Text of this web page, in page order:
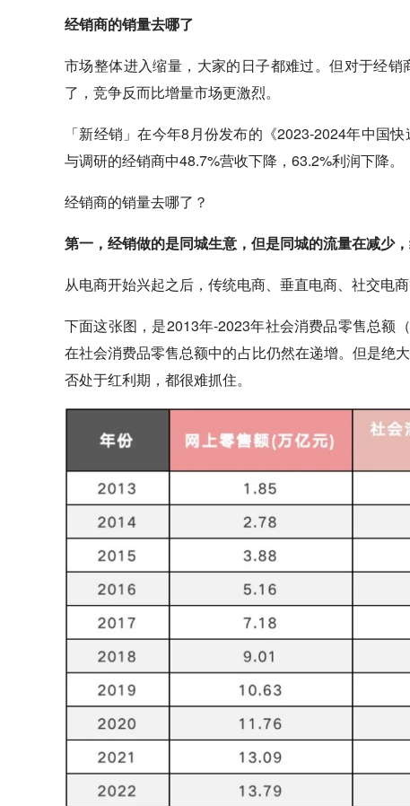
经销商的销量去哪了
市场整体进入缩量，大家的日子都难过。但对于经
了，竞争反而比增量市场更激烈。
「新经销」在今年8月份发布的《2023-2024年中国
与调研的经销商中48.7%营收下降，63.2%利润下降。
经销商的销量去哪了？
第一，经销做的是同城生意，但是同城的流量在减少
从电商开始兴起之后，传统电商、垂直电商、社交电
下面这张图，是2013年-2023年社会消费品零售总额
在社会消费品零售总额中的占比仍然在递增。但是绝
否处于红利期，都很难抓住。